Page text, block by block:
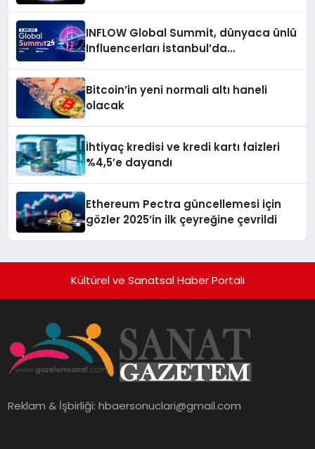
INFLOW Global Summit, dünyaca ünlü
Influencerları İstanbul’da
Bitcoin’in yeni normali altı haneli
olacak
İhtiyaç kredisi ve kredi kartı faizleri
%4,5’e dayandı
Ethereum Pectra güncellemesi için
gözler 2025’in ilk çeyreğine çevrildi
Kültürel ve Sanatsal Haber Portalı
Reklam & İşbirliği:hbaersonuclari@gmail.com